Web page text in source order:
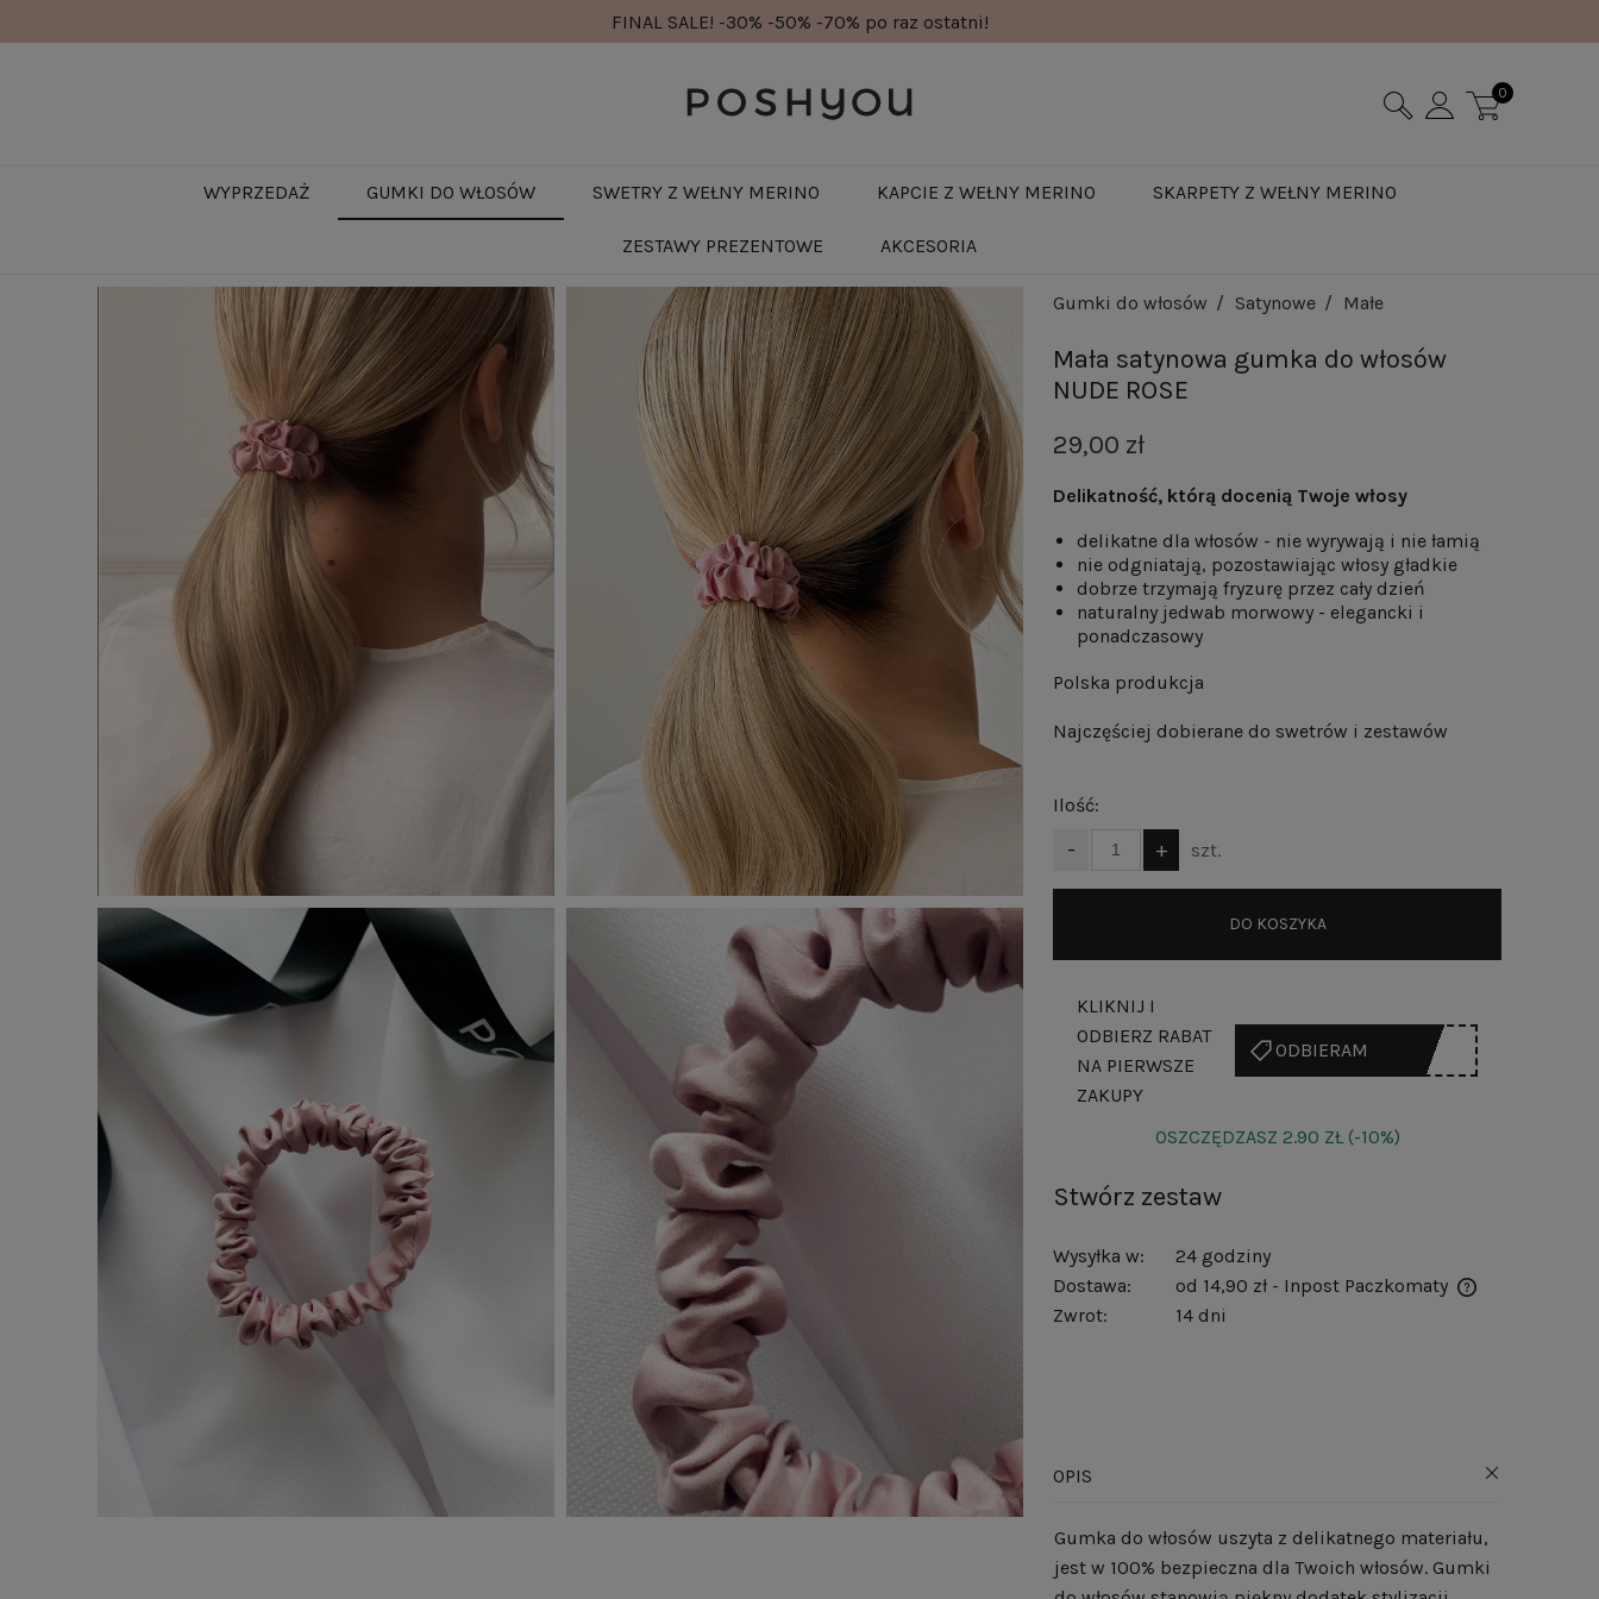
FINAL SALE! -30% -50% -70% po raz ostatni!
0
WYPRZEDAŻ GUMKI DO WŁOSÓW SWETRY Z WEŁNY MERINO KAPCIE Z WEŁNY MERINO SKARPETY Z WEŁNY MERINO
ZESTAWY PREZENTOWE AKCESORIA
Gumki do włosów Satynowe Małe
Mała satynowa gumka do włosów
NUDE ROSE
29,00 zł
Delikatność, którą docenią Twoje włosy
delikatne dla włosów - nie wyrywają i nie łamią
nie odgniatają, pozostawiając włosy gładkie
dobrze trzymają fryzurę przez cały dzień
naturalny jedwab morwowy - elegancki i
ponadczasowy
Polska produkcja
Najczęściej dobierane do swetrów i zestawów
Ilość:
- + szt.
DO KOSZYKA
KLIKNIJ I
ODBIERZ RABAT
NA PIERWSZE
ZAKUPY
ODBIERAM
******SH
OSZCZĘDZASZ 2.90 ZŁ(-10%)
Stwórz zestaw
Wysyłka w:
24 godziny
Dostawa:
od 14,90 zł - Inpost Paczkomaty
Zwrot: 14 dni
OPIS
Gumka do włosów uszyta z delikatnego materiału,
jest w 100% bezpieczna dla Twoich włosów. Gumki